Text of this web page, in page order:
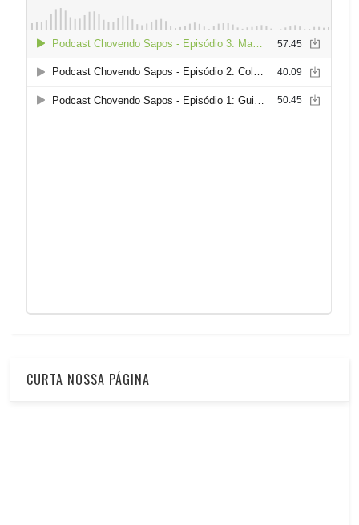
CURTA NOSSA PÁGINA